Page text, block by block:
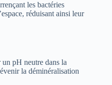
les bactéries
réduisant ainsi leur
pH neutre dans la
la déminéralisation